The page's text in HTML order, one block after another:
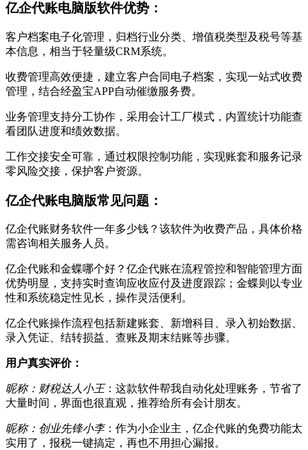
亿企代账电脑版软件优势：
客户档案电子化管理，归档行业分类、增值税类型及税号等基
本信息，相当于轻量级CRM系统。
收费管理高效便捷，建立客户合同电子档案，实现一站式收费
管理，结合经盈宝APP自动催缴服务费。
业务管理支持分工协作，采用会计工厂模式，内置统计功能查
看团队进度和绩效数据。
工作交接安全可靠，通过权限控制功能，实现账套和服务记录
零风险交接，保护客户资源。
亿企代账电脑版常见问题：
亿企代账财务软件一年多少钱？该软件为收费产品，具体价格
需咨询相关服务人员。
亿企代账和金蝶哪个好？亿企代账在流程管控和智能管理方面
优势明显，支持实时查询应收应付及进度跟踪；金蝶则以专业
性和系统稳定性见长，操作灵活便利。
亿企代账操作流程包括新建账套、新增科目、录入初始数据、
录入凭证、结转损益、查账及期末结账等步骤。
用户真实评价：
昵称：财税达人小王：这款软件帮我自动化处理账务，节省了
大量时间，界面也很直观，推荐给所有会计朋友。
昵称：创业先锋小李：作为小企业主，亿企代账的免费功能太
实用了，报税一键搞定，再也不用担心漏报。